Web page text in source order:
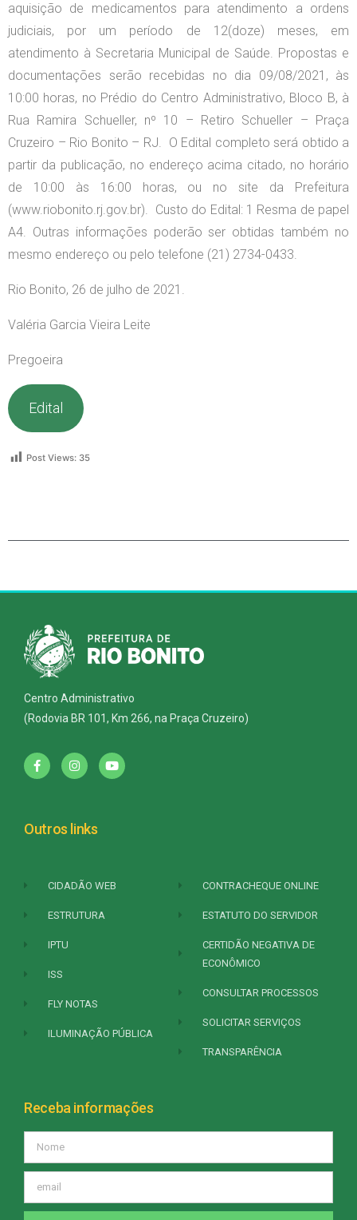
aquisição de medicamentos para atendimento a ordens
judiciais, por um período de 12(doze) meses, em
atendimento à Secretaria Municipal de Saúde. Propostas e
documentações serão recebidas no dia 09/08/2021, às
10:00 horas, no Prédio do Centro Administrativo, Bloco B, à
Rua Ramira Schueller, nº 10 – Retiro Schueller – Praça
Cruzeiro – Rio Bonito – RJ. O Edital completo será obtido a
partir da publicação, no endereço acima citado, no horário
de 10:00 às 16:00 horas, ou no site da Prefeitura
(www.riobonito.rj.gov.br). Custo do Edital: 1 Resma de papel
A4. Outras informações poderão ser obtidas também no
mesmo endereço ou pelo telefone (21) 2734-0433.
Rio Bonito, 26 de julho de 2021.
Valéria Garcia Vieira Leite
Pregoeira
Edital
Post Views: 35
Centro Administrativo
(Rodovia BR 101, Km 266, na Praça Cruzeiro)
Outros links
CIDADÃO WEB
ESTRUTURA
IPTU
ISS
FLY NOTAS
ILUMINAÇÃO PÚBLICA
CONTRACHEQUE ONLINE
ESTATUTO DO SERVIDOR
CERTIDÃO NEGATIVA DE
ECONÔMICO
CONSULTAR PROCESSOS
SOLICITAR SERVIÇOS
TRANSPARÊNCIA
Receba informações